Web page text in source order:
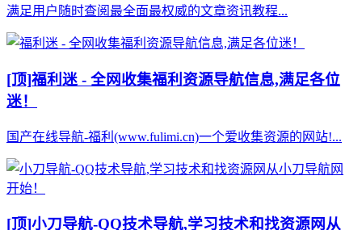
满足用户随时查阅最全面最权威的文章资讯教程...
[顶]福利迷 - 全网收集福利资源导航信息,满足各位
迷！
国产在线导航-福利(www.fulimi.cn)一个爱收集资源的网站!...
[顶]小刀导航-QQ技术导航,学习技术和找资源网从